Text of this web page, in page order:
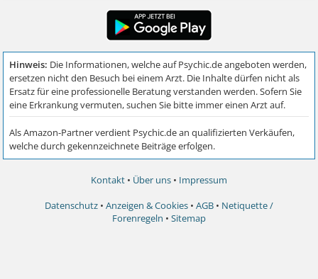
Kontakt • Über uns • Impressum
Datenschutz • Anzeigen & Cookies • AGB • Netiquette /
Forenregeln • Sitemap